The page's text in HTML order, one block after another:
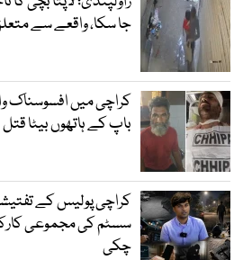
جا سکا، واقعے سے
کراچی میں افسوسناک
باپ کے ہاتھوں بیٹا قتل
کراچی پولیس کے
سسٹم کی مجموعی
چکی